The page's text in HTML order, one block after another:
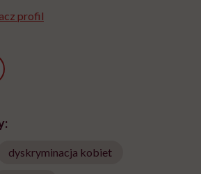
profil
dyskryminacja kobiet